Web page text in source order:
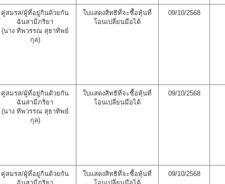
คู่สมรส/ผู้ที่อยู่กินด้วยกัน
ฉันสามีภริยา
(นาง ทิพวรรณ สุธาทิพย์
กุล)
ใบแสดงสิทธิที่จะซื้อหุ้นที่
โอนเปลี่ยนมือได้
09/10/2568
คู่สมรส/ผู้ที่อยู่กินด้วยกัน
ฉันสามีภริยา
(นาง ทิพวรรณ สุธาทิพย์
กุล)
ใบแสดงสิทธิที่จะซื้อหุ้นที่
โอนเปลี่ยนมือได้
09/10/2568
คู่สมรส/ผู้ที่อยู่กินด้วยกัน
ใบแสดงสิทธิที่จะซื้อหุ้นที่
09/10/2568